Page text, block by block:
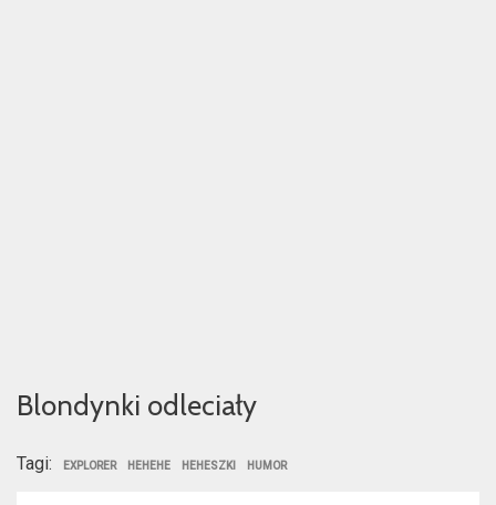
Blondynki odleciały
Tagi: EXPLORER HEHEHE HEHESZKI HUMOR